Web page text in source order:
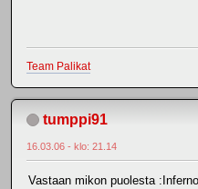
Team Palikat
tumppi91
16.03.06 - klo: 21.14
Vastaan mikon puolesta